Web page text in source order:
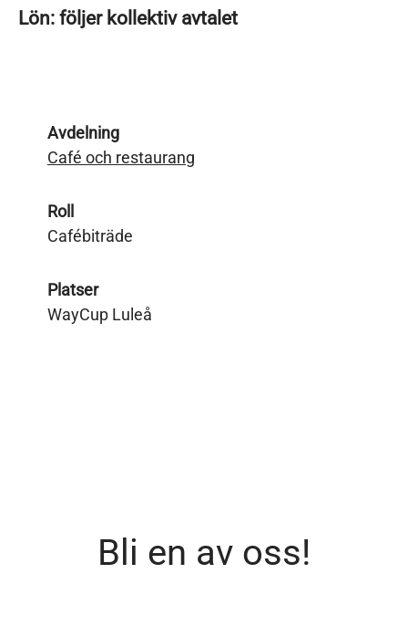
Lön: följer kollektiv avtalet
Avdelning
Café och restaurang
Roll
Cafébiträde
Platser
WayCup Luleå
Bli en av oss!